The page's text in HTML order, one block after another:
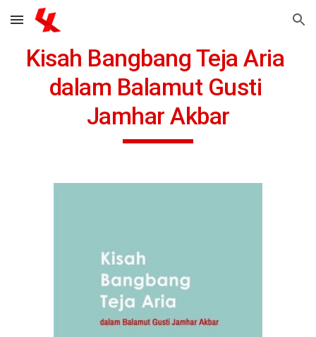
Skip to main content Skip to navigation
Kisah Bangbang Teja Aria
dalam Balamut Gusti
Jamhar Akbar